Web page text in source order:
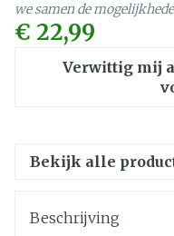
€ 22,99
Verwittig mij
we samen de
Bekijk alle
Beschrijving